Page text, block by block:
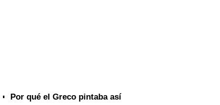
Por qué el Greco pintaba así